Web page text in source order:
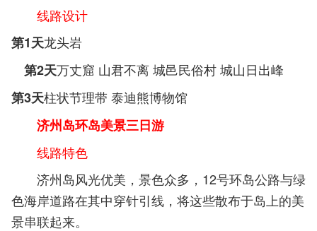
线路设计
第1天龙头岩
第2天万丈窟 山君不离 城邑民俗村 城山日出峰
第3天柱状节理带 泰迪熊博物馆
济州岛环岛美景三日游
线路特色
济州岛风光优美，景色众多，12号环岛公路与绿
色海岸道路在其中穿针引线，将这些散布于岛上的美
景串联起来。